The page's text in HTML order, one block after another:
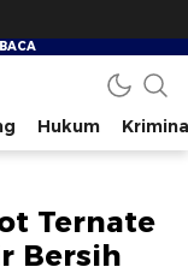
Hukum
Ternate
Bersih